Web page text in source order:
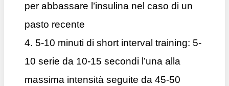
per abbassare l’insulina nel caso di un
pasto recente
4. 5-10 minuti di short interval training: 5-
10 serie da 10-15 secondi l’una alla
massima intensità seguite da 45-50